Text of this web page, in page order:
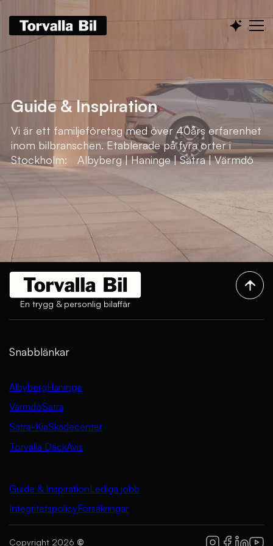
Guide & Inspiration
Vi är ett familjeföretag med över 40års erfarenhet
inom bilbranschen. Etablerade på fyra orter i
Stockholm: Albyberg | Haninge | Sätra | Värmdö
En trygg & personlig bilaffär
Snabblänkar
AlbybergHaninge
VärmdöSätra
Sätra-KiaSkadecenter
Torvalla DäckAvis
Guide & InspirationLediga jobb
IntegritetspolicyFörsäkringar
Copyright 2026 ©